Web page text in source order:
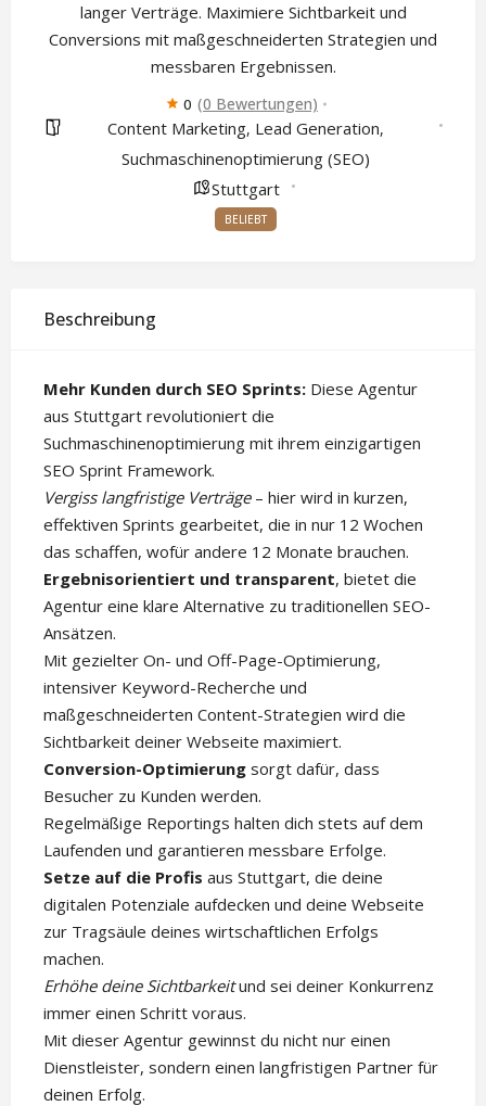
langer Verträge. Maximiere Sichtbarkeit und
Conversions mit maßgeschneiderten Strategien und
messbaren Ergebnissen.
0 (0 Bewertungen)
Content Marketing, Lead Generation,
Suchmaschinenoptimierung (SEO)
Stuttgart
BELIEBT
Beschreibung
Mehr Kunden durch SEO Sprints: Diese Agentur
aus Stuttgart revolutioniert die
Suchmaschinenoptimierung mit ihrem einzigartigen
SEO Sprint Framework.
Vergiss langfristige Verträge– hier wird in kurzen,
effektiven Sprints gearbeitet, die in nur 12 Wochen
das schaffen, wofür andere 12 Monate brauchen.
Ergebnisorientiert und transparent, bietet die
Agentur eine klare Alternative zu traditionellen SEO-
Ansätzen.
Mit gezielter On- und Off-Page-Optimierung,
intensiver Keyword-Recherche und
maßgeschneiderten Content-Strategien wird die
Sichtbarkeit deiner Webseite maximiert.
Conversion-Optimierung sorgt dafür, dass
Besucher zu Kunden werden.
Regelmäßige Reportings halten dich stets auf dem
Laufenden und garantieren messbare Erfolge.
Setze auf die Profis aus Stuttgart, die deine
digitalen Potenziale aufdecken und deine Webseite
zur Tragsäule deines wirtschaftlichen Erfolgs
machen.
Erhöhe deine Sichtbarkeitund sei deiner Konkurrenz
immer einen Schritt voraus.
Mit dieser Agentur gewinnst du nicht nur einen
Dienstleister, sondern einen langfristigen Partner für
deinen Erfolg.